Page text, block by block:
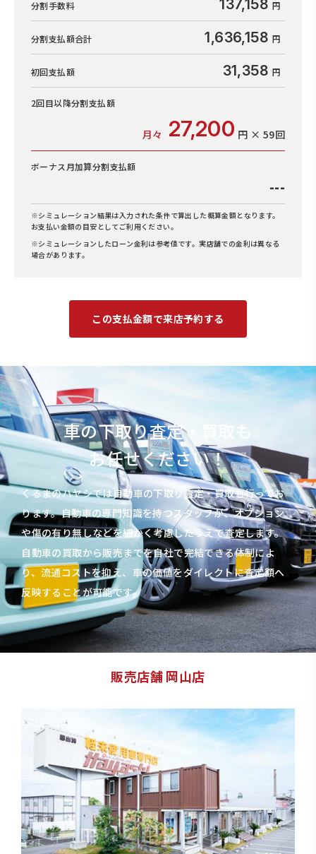
分割手数料 137,158
分割支払額合計 1,636,158
初回支払額 31,358
2回目以降分割支払額
月々 27,200 円 × 59回
ボーナス月加算分割支払額
---
※シミュレーション結果は入力された条件で算出した概算金額となります。
お支払い金額の目安としてご利用ください。
※シミュレーションしたローン金利は参考値です。実店舗での金利は異なる
場合があります。
この支払金額で来店予約する
車の下取り査定・買取も
お任せください！
くるまのハヤシでは自動車の下取り査定・買取も行ってお
ります。自動車の専門知識を持つスタッフが、オプション
や傷の有り無しなどを細かく考慮したうえで査定します。
自動車の買取から販売までを自社で完結できる体制によ
り、流通コストを抑え、車の価値をダイレクトに査定額へ
反映することが可能です。
販売店舗 岡山店